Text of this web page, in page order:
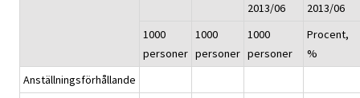
2013/06
2013/06
1000
personer
1000
personer
1000
personer
Procent,
%
Anställningsförhållande